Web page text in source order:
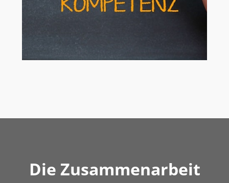
Die Zusammenarbeit